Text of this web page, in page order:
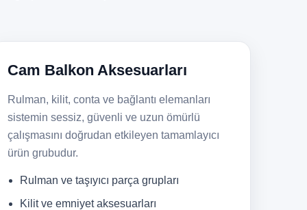
Cam Balkon Aksesuarları
Rulman, kilit, conta ve bağlantı elemanları
sistemin sessiz, güvenli ve uzun ömürlü
çalışmasını doğrudan etkileyen tamamlayıcı
ürün grubudur.
Rulman ve taşıyıcı parça grupları
Kilit ve emniyet aksesuarları